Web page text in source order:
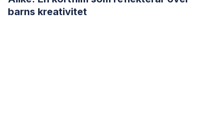
barns kreativitet